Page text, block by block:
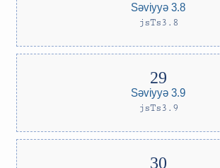
Səviyyə 3.8
jsTs3.8
Səviyyə 3.9
jsTs3.9